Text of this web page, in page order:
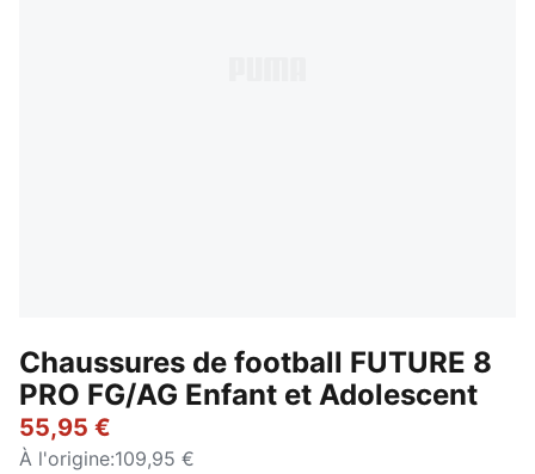
Chaussures de football FUTURE 8
PRO FG/AG Enfant et Adolescent
55,95 €
À l'origine:109,95 €